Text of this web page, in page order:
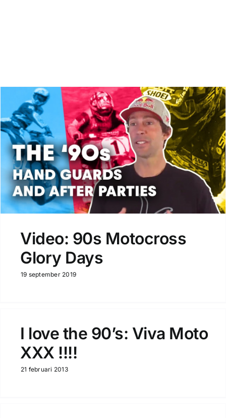
Video: 90s Motocross
Glory Days
19 september 2019
I love the 90’s: Viva Moto
XXX !!!!
21 februari 2013